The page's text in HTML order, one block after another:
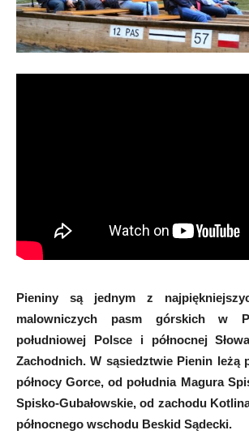
Pieniny są jednym z
malowniczych pasm górskich w
południowej Polsce i północnej
Zachodnich. W sąsiedztwie Pienin leżą
północy Gorce, od południa Magura
Spisko-Gubałowskie, od zachodu
północnego wschodu Beskid Sądecki.